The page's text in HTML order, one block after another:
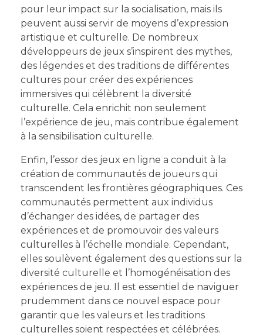
pour leur impact sur la socialisation, mais ils
peuvent aussi servir de moyens d’expression
artistique et culturelle. De nombreux
développeurs de jeux s’inspirent des mythes,
des légendes et des traditions de différentes
cultures pour créer des expériences
immersives qui célèbrent la diversité
culturelle. Cela enrichit non seulement
l’expérience de jeu, mais contribue également
à la sensibilisation culturelle.
Enfin, l’essor des jeux en ligne a conduit à la
création de communautés de joueurs qui
transcendent les frontières géographiques. Ces
communautés permettent aux individus
d’échanger des idées, de partager des
expériences et de promouvoir des valeurs
culturelles à l’échelle mondiale. Cependant,
elles soulèvent également des questions sur la
diversité culturelle et l’homogénéisation des
expériences de jeu. Il est essentiel de naviguer
prudemment dans ce nouvel espace pour
garantir que les valeurs et les traditions
culturelles soient respectées et célébrées.